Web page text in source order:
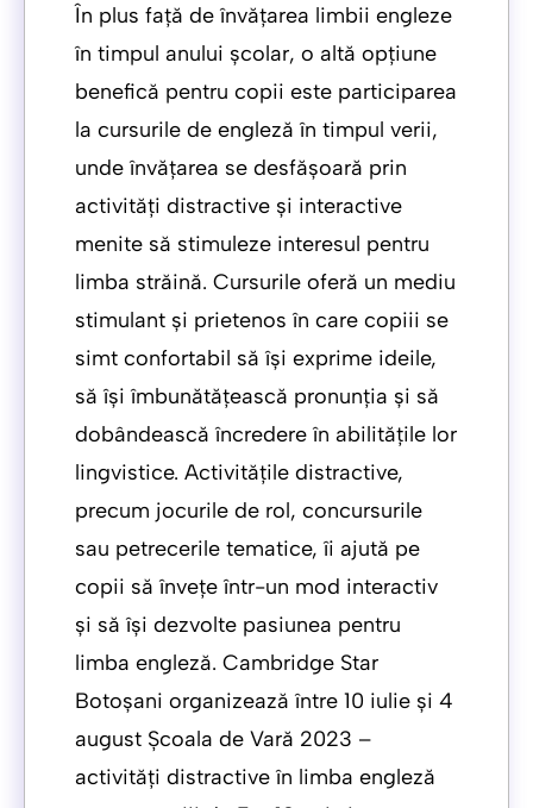
În plus față de învățarea limbii engleze
în timpul anului școlar, o altă opțiune
benefică pentru copii este participarea
la cursurile de engleză în timpul verii,
unde învățarea se desfășoară prin
activități distractive și interactive
menite să stimuleze interesul pentru
limba străină. Cursurile oferă un mediu
stimulant și prietenos în care copiii se
simt confortabil să își exprime ideile,
să își îmbunătățească pronunția și să
dobândească încredere în abilitățile lor
lingvistice. Activitățile distractive,
precum jocurile de rol, concursurile
sau petrecerile tematice, îi ajută pe
copii să învețe într-un mod interactiv
și să își dezvolte pasiunea pentru
limba engleză. Cambridge Star
Botoșani organizează între 10 iulie și 4
august Școala de Vară 2023 –
activități distractive în limba engleză